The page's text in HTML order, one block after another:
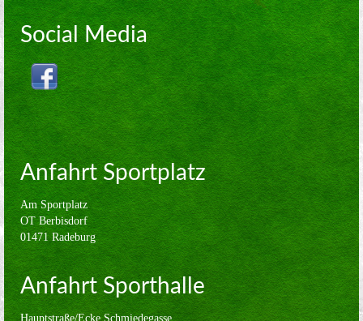
Sponsoren
Kontakt
Impressum
Social Media
Anfahrt Sportplatz
Am Sportplatz
OT Berbisdorf
01471 Radeburg
Anfahrt Sporthalle
Hauptstraße/Ecke Schmiedegasse